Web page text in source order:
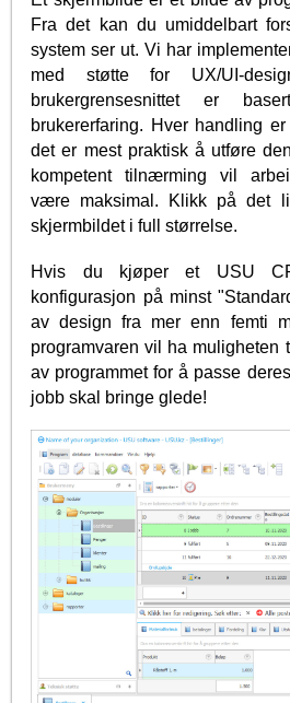
Fra det kan du umiddelbart
system ser ut. Vi har
med støtte for UX/UI-
brukergrensesnittet er
brukererfaring. Hver handling
det er mest praktisk å utføre
kompetent tilnærming vil
være maksimal. Klikk på det
skjermbildet i full størrelse.
Hvis du kjøper et USU
konfigurasjon på minst
av design fra mer enn femti
programvaren vil ha muligheten
av programmet for å passe
jobb skal bringe glede!